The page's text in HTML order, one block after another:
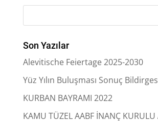
Son Yazılar
Alevitische Feiertage 2025-2030
Yüz Yılın Buluşması Sonuç
KURBAN BAYRAMI 2022
KAMU TÜZEL AABF İNANÇ KURULU